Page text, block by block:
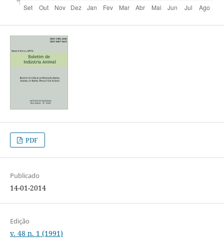
PDF
Publicado
14-01-2014
Edição
v. 48 n. 1 (1991)